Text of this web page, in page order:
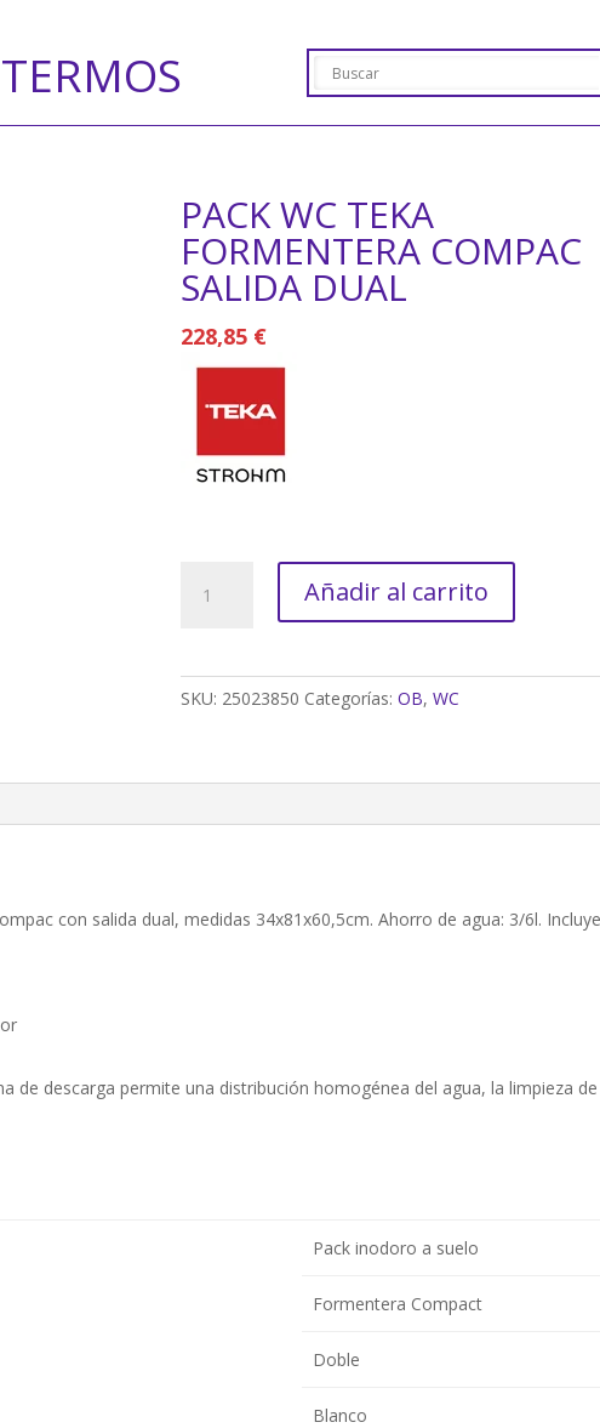
TERMOS
PACK WC TEKA
FORMENTERA COMPAC
SALIDA DUAL
228,85 €
Añadir al carrito
SKU: 25023850 Categorías: OB, WC
con salida dual, medidas 34x81x60,5cm. Ahorro de agua: 3/6l.
de descarga permite una distribución homogénea del agua, la limpieza de
Pack inodoro a suelo
Formentera Compact
Doble
Blanco